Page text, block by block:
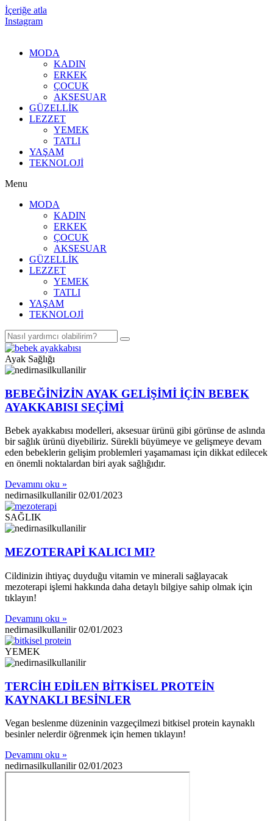
İçeriğe atla
Instagram
MODA
KADIN
ERKEK
ÇOCUK
AKSESUAR
GÜZELLİK
LEZZET
YEMEK
TATLI
YAŞAM
TEKNOLOJİ
Menu
MODA
KADIN
ERKEK
ÇOCUK
AKSESUAR
GÜZELLİK
LEZZET
YEMEK
TATLI
YAŞAM
TEKNOLOJİ
Ayak Sağlığı
BEBEĞİNİZİN AYAK GELİŞİMİ İÇİN BEBEK
AYAKKABISI SEÇİMİ
Bebek ayakkabısı modelleri, aksesuar ürünü gibi görünse de aslında
bir sağlık ürünü diyebiliriz. Sürekli büyümeye ve gelişmeye devam
eden bebeklerin gelişim problemleri yaşamaması için dikkat edilecek
en önemli noktalardan biri ayak sağlığıdır.
Devamını oku »
nedirnasilkullanilir02/01/2023
SAĞLIK
MEZOTERAPİ KALICI MI?
Cildinizin ihtiyaç duyduğu vitamin ve minerali sağlayacak
mezoterapi işlemi hakkında daha detaylı bilgiye sahip olmak için
tıklayın!
Devamını oku »
nedirnasilkullanilir02/01/2023
YEMEK
TERCİH EDİLEN BİTKİSEL PROTEİN
KAYNAKLI BESİNLER
Vegan beslenme düzeninin vazgeçilmezi bitkisel protein kaynaklı
besinler nelerdir öğrenmek için hemen tıklayın!
Devamını oku »
nedirnasilkullanilir02/01/2023